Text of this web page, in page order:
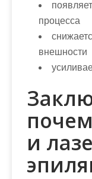
процесса
внешности
и